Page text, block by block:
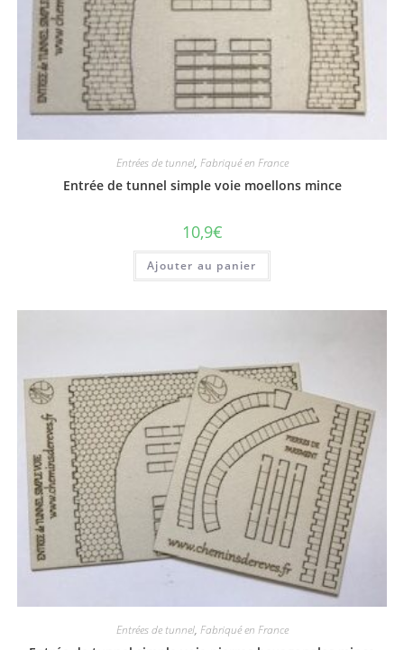
Entrées de tunnel, Fabriqué en France
Entrée de tunnel simple voie moellons mince
10,9€
Ajouter au panier
Entrées de tunnel, Fabriqué en France